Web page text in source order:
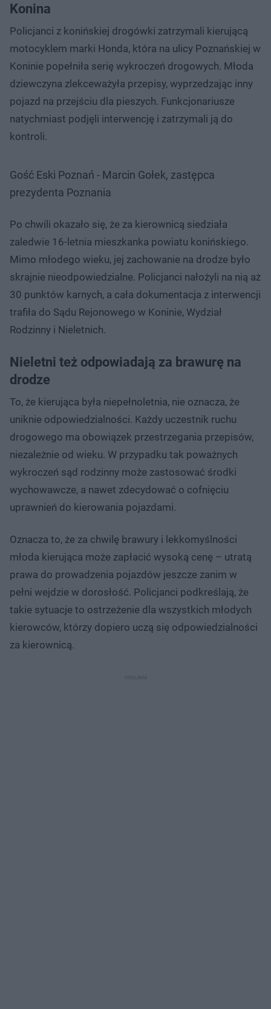
Konina
Policjanci z konińskiej drogówki zatrzymali kierującą
motocyklem marki Honda, która na ulicy Poznańskiej w
Koninie popełniła serię wykroczeń drogowych. Młoda
dziewczyna zlekceważyła przepisy, wyprzedzając inny
pojazd na przejściu dla pieszych. Funkcjonariusze
natychmiast podjęli interwencję i zatrzymali ją do
kontroli.
Gość Eski Poznań - Marcin Gołek, zastępca
prezydenta Poznania
Po chwili okazało się, że za kierownicą siedziała
zaledwie 16-letnia mieszkanka powiatu konińskiego.
Mimo młodego wieku, jej zachowanie na drodze było
skrajnie nieodpowiedzialne. Policjanci nałożyli na nią aż
30 punktów karnych, a cała dokumentacja z interwencji
trafiła do Sądu Rejonowego w Koninie, Wydział
Rodzinny i Nieletnich.
Nieletni też odpowiadają za brawurę na
drodze
To, że kierująca była niepełnoletnia, nie oznacza, że
uniknie odpowiedzialności. Każdy uczestnik ruchu
drogowego ma obowiązek przestrzegania przepisów,
niezależnie od wieku. W przypadku tak poważnych
wykroczeń sąd rodzinny może zastosować środki
wychowawcze, a nawet zdecydować o cofnięciu
uprawnień do kierowania pojazdami.
Oznacza to, że za chwilę brawury i lekkomyślności
młoda kierująca może zapłacić wysoką cenę – utratą
prawa do prowadzenia pojazdów jeszcze zanim w
pełni wejdzie w dorosłość. Policjanci podkreślają, że
takie sytuacje to ostrzeżenie dla wszystkich młodych
kierowców, którzy dopiero uczą się odpowiedzialności
za kierownicą.